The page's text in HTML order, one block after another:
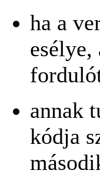
ha a
annak
kódja